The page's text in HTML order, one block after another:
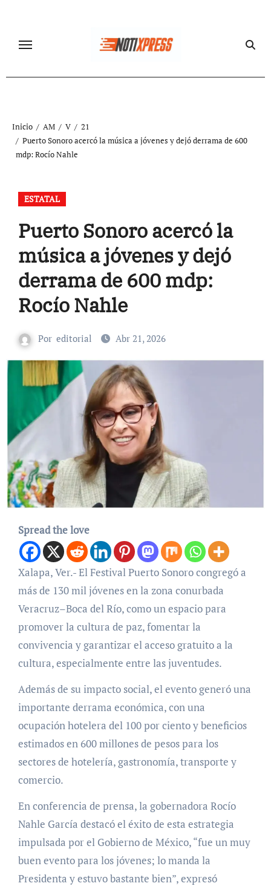
contenido
Inicio AM V
21
Puerto Sonoro acercó la música a jóvenes y dejó derrama de 600
mdp: Rocío Nahle
ESTATAL
Puerto Sonoro acercó la
música a jóvenes y dejó
derrama de 600 mdp:
Rocío Nahle
Por editorial Abr 21, 2026
Spread the love
Xalapa, Ver.- El Festival Puerto Sonoro congregó a
más de 130 mil jóvenes en la zona conurbada
Veracruz–Boca del Río, como un espacio para
promover la cultura de paz, fomentar la
convivencia y garantizar el acceso gratuito a la
cultura, especialmente entre las juventudes.
Además de su impacto social, el evento generó una
importante derrama económica, con una
ocupación hotelera del 100 por ciento y beneficios
estimados en 600 millones de pesos para los
sectores de hotelería, gastronomía, transporte y
comercio.
En conferencia de prensa, la gobernadora Rocío
Nahle García destacó el éxito de esta estrategia
impulsada por el Gobierno de México, “fue un muy
buen evento para los jóvenes; lo manda la
Presidenta y estuvo bastante bien”, expresó